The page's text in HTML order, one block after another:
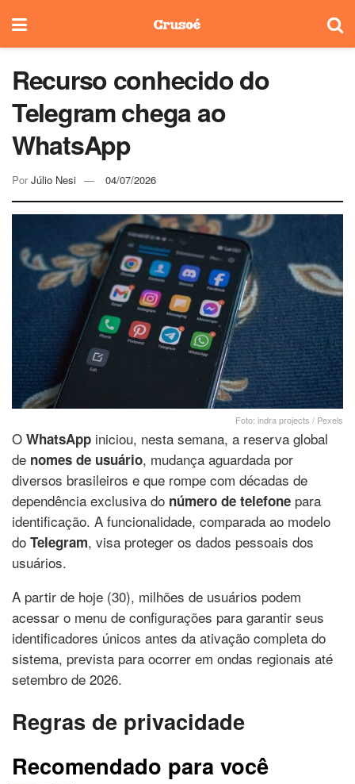
Recurso conhecido do
Telegram chega ao
WhatsApp
Por Júlio Nesi 04/07/2026
Foto: indra projects / Pexels
O WhatsApp iniciou, nesta semana, a reserva global
de nomes de usuário, mudança aguardada por
diversos brasileiros e que rompe com décadas de
dependência exclusiva do número de telefone para
identificação. A funcionalidade, comparada ao modelo
do Telegram, visa proteger os dados pessoais dos
usuários.
A partir de hoje (30), milhões de usuários podem
acessar o menu de configurações para garantir seus
identificadores únicos antes da ativação completa do
sistema, prevista para ocorrer em ondas regionais até
setembro de 2026.
Regras de privacidade
Recomendado para você